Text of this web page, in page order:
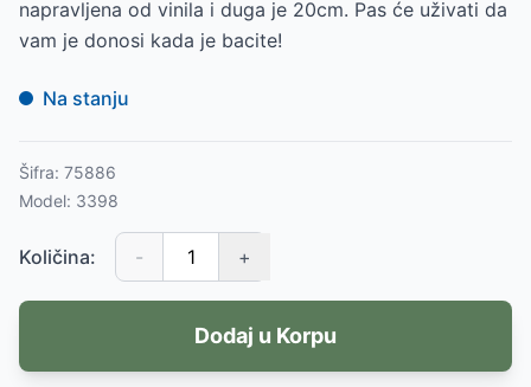
napravljena od vinila i duga je 20cm. Pas će uživati da
vam je donosi kada je bacite!
Na stanju
Šifra: 75886
Model: 3398
Količina: - +
Dodaj u Korpu